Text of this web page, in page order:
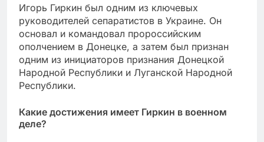
Игорь Гиркин был одним из ключевых
руководителей сепаратистов в Украине. Он
основал и командовал пророссийским
ополчением в Донецке, а затем был признан
одним из инициаторов признания Донецкой
Народной Республики и Луганской Народной
Республики.
Какие достижения имеет Гиркин в военном
деле?